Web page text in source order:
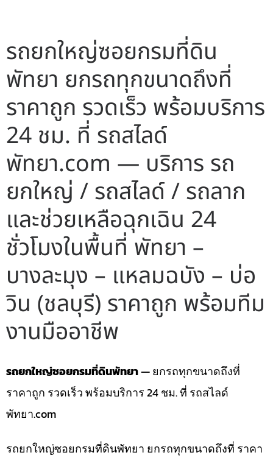
รถยกใหญ่ซอยกรมที่ดิน
พัทยา ยกรถทุกขนาดถึงที่
ราคาถูก รวดเร็ว พร้อมบริการ
24 ชม. ที่ รถสไลด์
พัทยา.com — บริการ รถ
ยกใหญ่ / รถสไลด์ / รถลาก
และช่วยเหลือฉุกเฉิน 24
ชั่วโมงในพื้นที่ พัทยา –
บางละมุง – แหลมฉบัง – บ่อ
วิน (ชลบุรี) ราคาถูก พร้อมทีม
งานมืออาชีพ
รถยกใหญ่ซอยกรมที่ดินพัทยา— ยกรถทุกขนาดถึงที่
ราคาถูก รวดเร็ว พร้อมบริการ 24 ชม. ที่ รถสไลด์
พัทยา.com
รถยกใหญ่ซอยกรมที่ดินพัทยา ยกรถทุกขนาดถึงที่ ราคา